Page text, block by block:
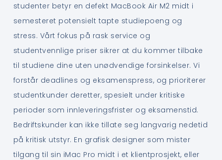
studenter betyr en defekt MacBook Air M2 midt i
semesteret potensielt tapte studiepoeng og
stress. Vårt fokus på rask service og
studentvennlige priser sikrer at du kommer tilbake
til studiene dine uten unødvendige forsinkelser. Vi
forstår deadlines og eksamenspress, og prioriterer
studentkunder deretter, spesielt under kritiske
perioder som innleveringsfrister og eksamenstid.
Bedriftskunder kan ikke tillate seg langvarig nedetid
på kritisk utstyr. En grafisk designer som mister
tilgang til sin iMac Pro midt i et klientprosjekt, eller